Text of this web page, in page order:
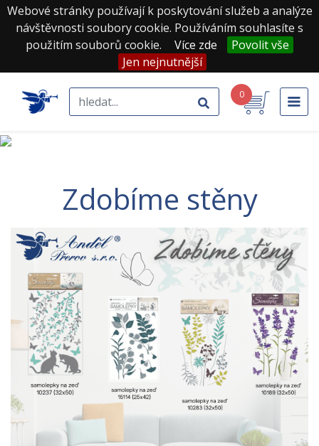
Webové stránky používají k poskytování služeb a analýze
návštěvnosti soubory cookie. Používáním souhlasíte s
použitím souborů cookie.
Více zde
Povolit vše
Jen nejnutnější
0
Zdobíme stěny